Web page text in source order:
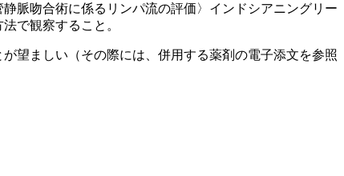
脈吻合術に係るリンパ流の評価〉インドシアニングリー
で観察すること。
望ましい（その際には、併用する薬剤の電子添文を参照